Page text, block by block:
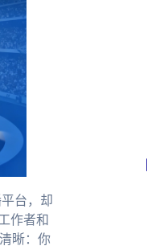
台，却
作者和
晰：你